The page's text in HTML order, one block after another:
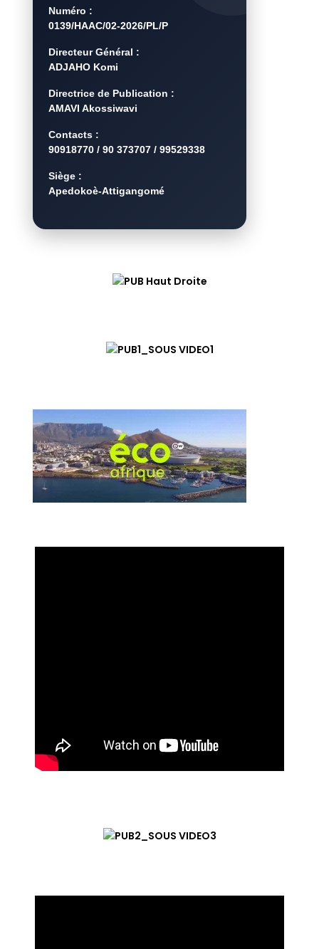
Numéro :
0139/HAAC/02-2026/PL/P
Directeur Général :
ADJAHO Komi
Directrice de Publication :
AMAVI Akossiwavi
Contacts :
90918770 / 90 373707 / 99529338
Siège :
Apedokoè-Attigangomé